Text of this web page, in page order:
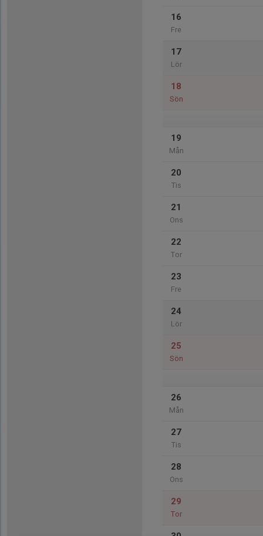
16
Fre
17
Lör
18
Sön
19
Mån
20
Tis
21
Ons
22
Tor
23
Fre
24
Lör
25
Sön
26
Mån
27
Tis
28
Ons
29
Tor